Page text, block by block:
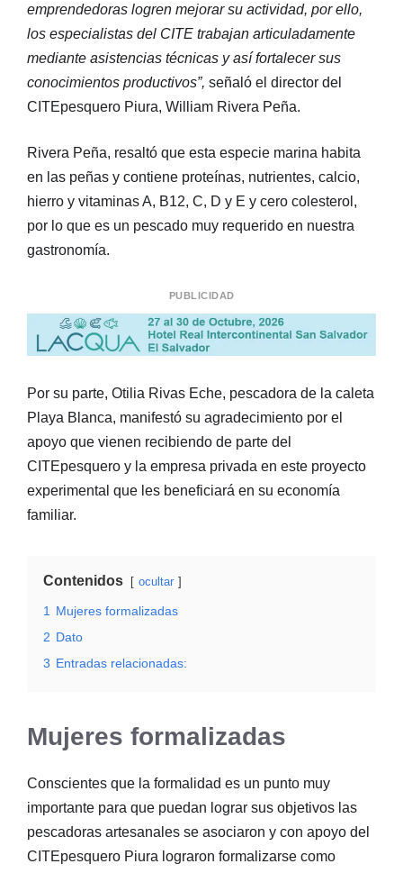
emprendedoras logren mejorar su actividad, por ello,
los especialistas del CITE trabajan articuladamente
mediante asistencias técnicas y así fortalecer sus
conocimientos productivos”, señaló el director del
CITEpesquero Piura, William Rivera Peña.
Rivera Peña, resaltó que esta especie marina habita
en las peñas y contiene proteínas, nutrientes, calcio,
hierro y vitaminas A, B12, C, D y E y cero colesterol,
por lo que es un pescado muy requerido en nuestra
gastronomía.
PUBLICIDAD
Por su parte, Otilia Rivas Eche, pescadora de la caleta
Playa Blanca, manifestó su agradecimiento por el
apoyo que vienen recibiendo de parte del
CITEpesquero y la empresa privada en este proyecto
experimental que les beneficiará en su economía
familiar.
Contenidos ocultar
1 Mujeres formalizadas
2 Dato
3 Entradas relacionadas:
Mujeres formalizadas
Conscientes que la formalidad es un punto muy
importante para que puedan lograr sus objetivos las
pescadoras artesanales se asociaron y con apoyo del
CITEpesquero Piura lograron formalizarse como